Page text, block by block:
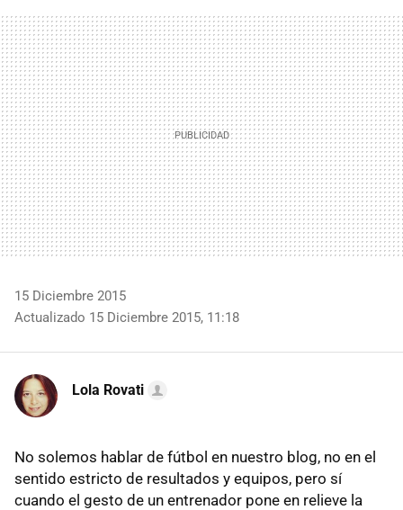
MAIL
15 Diciembre 2015
Actualizado 15 Diciembre 2015, 11:18
Lola Rovati
No solemos hablar de fútbol en nuestro blog, no en el
sentido estricto de resultados y equipos, pero sí
cuando el gesto de un entrenador pone en relieve la